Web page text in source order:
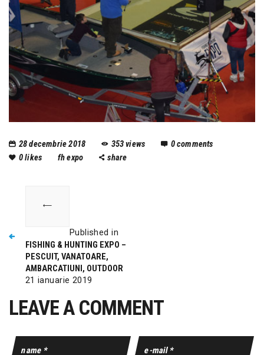
28 decembrie 2018 353views 0comments
0likes fh expo share
Published in
FISHING & HUNTING EXPO –
PESCUIT, VANATOARE,
AMBARCATIUNI, OUTDOOR
21 ianuarie 2019
LEAVE A COMMENT